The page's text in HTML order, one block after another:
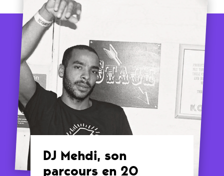
DJ Mehdi, son
parcours en 20